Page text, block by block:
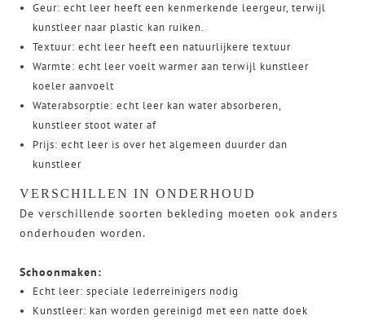
Geur: echt leer heeft een kenmerkende leergeur, terwijl
kunstleer naar plastic kan ruiken.
Textuur: echt leer heeft een natuurlijkere textuur
Warmte: echt leer voelt warmer aan terwijl kunstleer
koeler aanvoelt
Waterabsorptie: echt leer kan water absorberen,
kunstleer stoot water af
Prijs: echt leer is over het algemeen duurder dan
kunstleer
VERSCHILLEN IN ONDERHOUD
De verschillende soorten bekleding moeten ook anders
onderhouden worden.
Schoonmaken:
Echt leer: speciale lederreinigers nodig
Kunstleer: kan worden gereinigd met een natte doek